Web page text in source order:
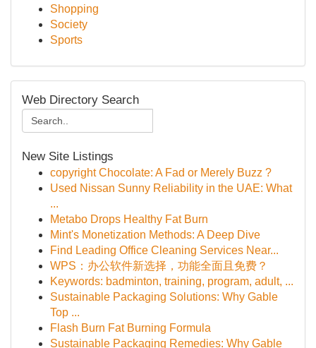
Shopping
Society
Sports
Web Directory Search
New Site Listings
copyright Chocolate: A Fad or Merely Buzz ?
Used Nissan Sunny Reliability in the UAE: What
...
Metabo Drops Healthy Fat Burn
Mint's Monetization Methods: A Deep Dive
Find Leading Office Cleaning Services Near...
WPS：办公软件新选择，功能全面且免费？
Keywords: badminton, training, program, adult, ...
Sustainable Packaging Solutions: Why Gable
Top ...
Flash Burn Fat Burning Formula
Sustainable Packaging Remedies: Why Gable